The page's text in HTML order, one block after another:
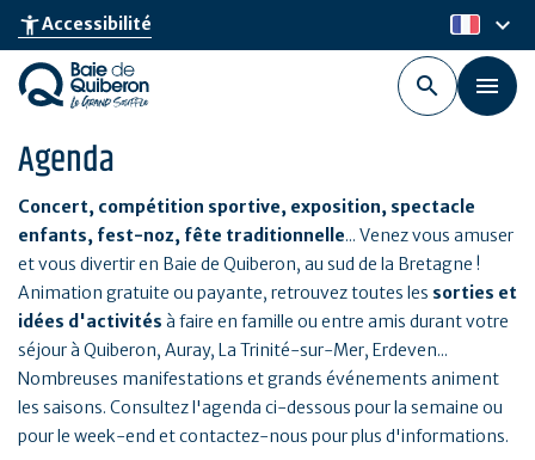
Aller
au
contenu
principal
accessibility_newAccessibilité fr
keyboard_arrow_down
Agenda
Concert, compétition sportive, exposition, spectacle
enfants, fest-noz, fête traditionnelle... Venez vous amuser
et vous divertir en Baie de Quiberon, au sud de la Bretagne !
Animation gratuite ou payante, retrouvez toutes les sorties et
idées d'activités à faire en famille ou entre amis durant votre
séjour à Quiberon, Auray, La Trinité-sur-Mer, Erdeven...
Nombreuses manifestations et grands événements animent
les saisons. Consultez l'agenda ci-dessous pour la semaine ou
pour le week-end et contactez-nous pour plus d'informations.